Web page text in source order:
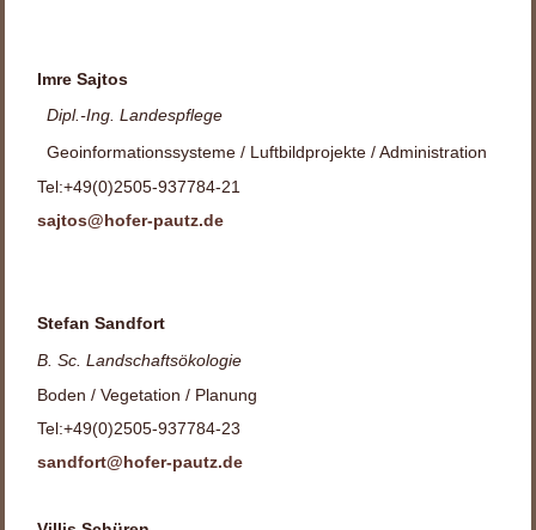
Imre Sajtos
Dipl.-Ing. Landespflege
Geoinformationssysteme / Luftbildprojekte / Administration
Tel:+49(0)2505-937784-21
sajtos@hofer-pautz.de
Stefan Sandfort
B. Sc. Landschaftsökologie
Boden / Vegetation / Planung
Tel:+49(0)2505-937784-23
sandfort@hofer-pautz.de